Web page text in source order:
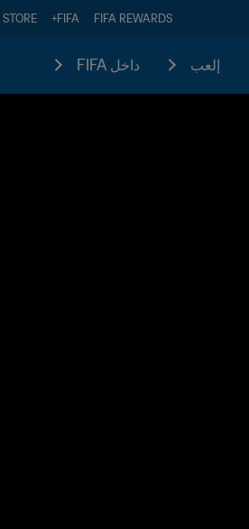
FIFA REWARDS
FIFA+
STORE
إلعب داخل FIFA